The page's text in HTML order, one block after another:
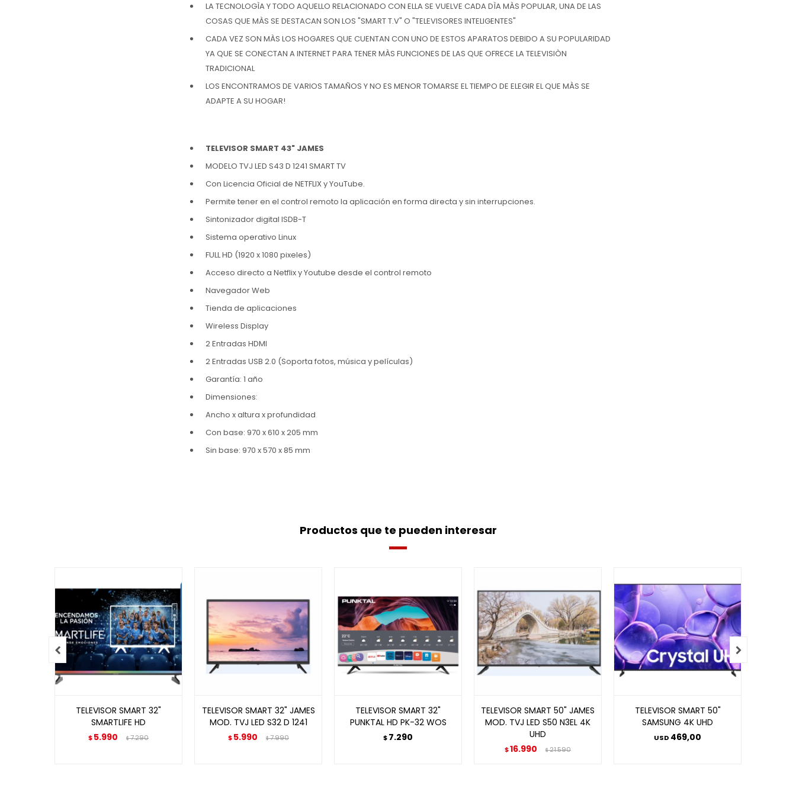
LA TECNOLOGÌA Y TODO AQUELLO RELACIONADO CON ELLA SE VUELVE CADA DÌA MÀS POPULAR, UNA DE LAS
COSAS QUE MÀS SE DESTACAN SON LOS "SMART T.V" O "TELEVISORES INTELIGENTES"
CADA VEZ SON MÀS LOS HOGARES QUE CUENTAN CON UNO DE ESTOS APARATOS DEBIDO A SU POPULARIDAD
YA QUE SE CONECTAN A INTERNET PARA TENER MÀS FUNCIONES DE LAS QUE OFRECE LA TELEVISIÒN
TRADICIONAL
LOS ENCONTRAMOS DE VARIOS TAMAÑOS Y NO ES MENOR TOMARSE EL TIEMPO DE ELEGIR EL QUE MÀS SE
ADAPTE A SU HOGAR!
TELEVISOR SMART 43" JAMES
MODELO TVJ LED S43 D 1241 SMART TV
Con Licencia Oficial de NETFLIX y YouTube.
Permite tener en el control remoto la aplicación en forma directa y sin interrupciones.
Sintonizador digital ISDB-T
Sistema operativo Linux
FULL HD (1920 x 1080 pixeles)
Acceso directo a Netflix y Youtube desde el control remoto
Navegador Web
Tienda de aplicaciones
Wireless Display
2 Entradas HDMI
2 Entradas USB 2.0 (Soporta fotos, música y películas)
Garantía: 1 año
Dimensiones:
Ancho x altura x profundidad
Con base: 970 x 610 x 205 mm
Sin base: 970 x 570 x 85 mm
Productos que te pueden interesar
TELEVISOR SMART 32"
SMARTLIFE HD
$5.990 $7.290
TELEVISOR SMART 32" JAMES
MOD. TVJ LED S32 D 1241
$ 5.990 $7.990
TELEVISOR SMART 32"
PUNKTAL HD PK-32 WOS
$7.290
TELEVISOR SMART 50" JAMES
MOD. TVJ LED S50 N3EL 4K
UHD
$16.990 $21.590
TELEVISOR SMART 50"
SAMSUNG 4K UHD
USD 469,00
 